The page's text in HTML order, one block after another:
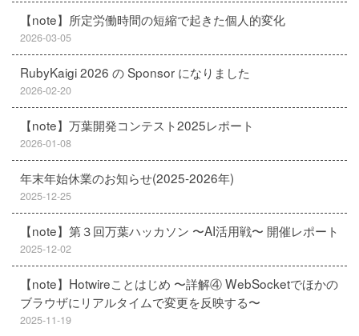
【note】所定労働時間の短縮で起きた個人的変化
2026-03-05
RubyKaigi 2026 の Sponsor になりました
2026-02-20
【note】万葉開発コンテスト2025レポート
2026-01-08
年末年始休業のお知らせ(2025-2026年)
2025-12-25
【note】第３回万葉ハッカソン 〜AI活用戦〜 開催レポート
2025-12-02
【note】Hotwireことはじめ 〜詳解④ WebSocketでほかの
ブラウザにリアルタイムで変更を反映する〜
2025-11-19